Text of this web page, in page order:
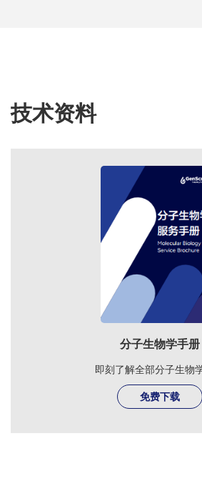
技术资料
分子生物学手册
即刻了解全部分子生物
免费下载